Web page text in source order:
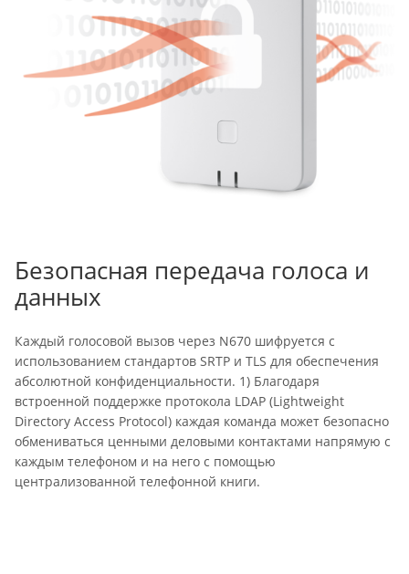
Безопасная передача голоса и
данных
Каждый голосовой вызов через N670 шифруется с
использованием стандартов SRTP и TLS для обеспечения
абсолютной конфиденциальности. 1) Благодаря
встроенной поддержке протокола LDAP (Lightweight
Directory Access Protocol) каждая команда может безопасно
обмениваться ценными деловыми контактами напрямую с
каждым телефоном и на него с помощью
централизованной телефонной книги.